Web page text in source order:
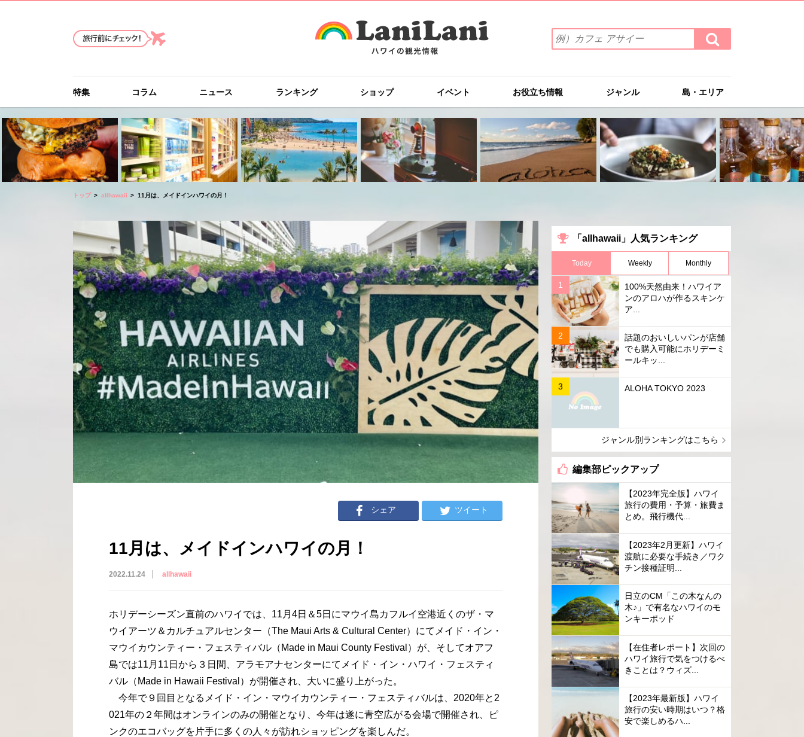
索
ワ
を
入
力
(例）
カ
フ
ェ
イ
ー
検
索
す
特集 コラム ニュース ランキング ショップ イベント お役立ち情報 ジャンル 島・エリア
トップ allhawaii 11月は、メイドインハワイの月！
シェア ツイート
11月は、メイドインハワイの月！
2022.11.24 allhawaii
ホリデーシーズン直前のハワイでは、11月4日＆5日にマウイ島カフルイ空港近くのザ・マ
ウイアーツ＆カルチュアルセンター（The Maui Arts & Cultural Center）にてメイド・イン・
マウイカウンティー・フェスティバル（Made in Maui County Festival）が、そしてオアフ
島では11月11日から３日間、アラモアナセンターにてメイド・イン・ハワイ・フェスティ
バル（Made in Hawaii Festival）が開催され、大いに盛り上がった。
今年で９回目となるメイド・イン・マウイカウンティー・フェスティバルは、2020年と2
021年の２年間はオンラインのみの開催となり、今年は遂に青空広がる会場で開催され、ピ
ンクのエコバッグを片手に多くの人々が訪れショッピングを楽しんだ。
「allhawaii」人気ランキング
Today Weekly Monthly
100%天然由来！ハワイア
ンのアロハが作るスキンケ
ア...
話題のおいしいパンが店舗
でも購入可能にホリデーミ
ールキッ...
ALOHA TOKYO 2023
ジャンル別ランキングはこちら
編集部ピックアップ
【2023年完全版】ハワイ
旅行の費用・予算・旅費ま
とめ。飛行機代...
【2023年2月更新】ハワイ
渡航に必要な手続き／ワク
チン接種証明...
日立のCM「この木なんの
木♪」で有名なハワイのモ
ンキーポッド
【在住者レポート】次回の
ハワイ旅行で気をつけるべ
きことは？ウィズ...
【2023年最新版】ハワイ
旅行の安い時期はいつ？格
安で楽しめるハ...